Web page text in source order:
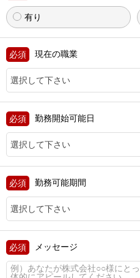
有り
現在の職業
勤務開始可能日
勤務可能期間
メッセージ